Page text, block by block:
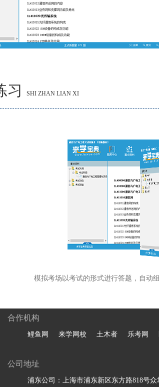
习 SHI ZHAN LIAN XI
模拟考场以考试的形式进行答题，自动
合作机构
鲤鱼网 来学网校 土木者 乐考网
公司地址
浦东公司：上海市浦东新区东方路818号众